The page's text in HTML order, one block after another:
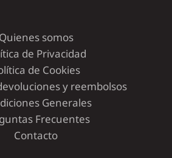
Quienes somos
de Privacidad
de Cookies
y reembolsos
Generales
Frecuentes
Contacto